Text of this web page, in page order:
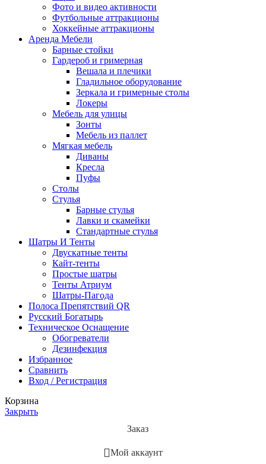
Фото и видео активности
Футбольные аттракционы
Хоккейные аттракционы
Аренда Мебели
Барные стойки
Гардероб и гримерная
Вешала и плечики
Гладильное оборудование
Зеркала и гримерные столы
Локеры
Мебель для улицы
Зонты
Мебель из паллет
Мягкая мебель
Диваны
Кресла
Пуфы
Столы
Стулья
Барные стулья
Лавки и скамейки
Стандартные стулья
Шатры И Тенты
Двускатные тенты
Кайт-тенты
Простые шатры
Тенты Атриум
Шатры-Пагода
Полоса Препятствий QR
Русский Богатырь
Техническое Оснащение
Обогреватели
Дезинфекция
Избранное
Сравнить
Вход / Регистрация
Корзина
Закрыть
Заказ
Мой аккаунт